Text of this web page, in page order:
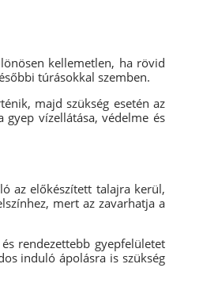
kellemetlen, ha rövid
túrásokkal szemben.
majd szükség esetén az
gyep vízellátása, védelme és
az előkészített talajra kerül,
mert az zavarhatja a
rendezettebb gyepfelületet
induló ápolásra is szükség